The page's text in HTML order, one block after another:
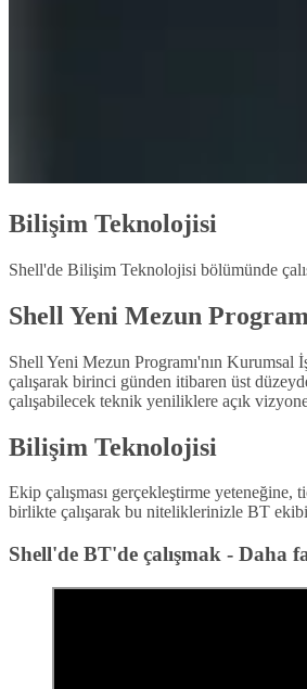
Bilişim Teknolojisi
Shell'de Bilişim Teknolojisi bölümünde
Shell Yeni Mezun
Shell Yeni Mezun Programı'nın Kurumsal
çalışarak birinci günden itibaren üst
çalışabilecek teknik yeniliklere açık
Bilişim Teknolojisi
Ekip çalışması gerçekleştirme
birlikte çalışarak bu niteliklerinizle BT
Shell'de BT'de çalışmak - Daha